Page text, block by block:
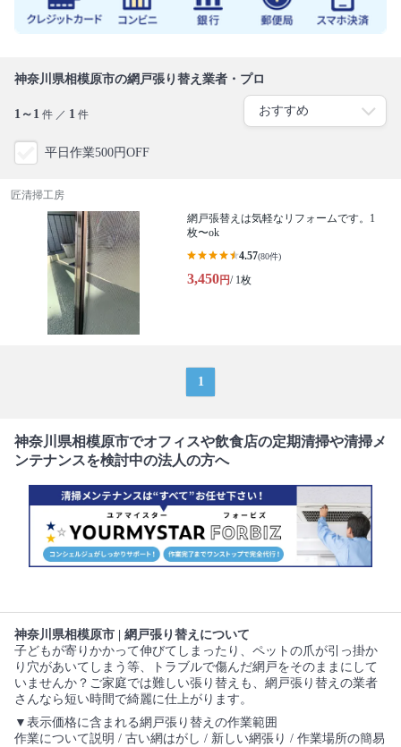
神奈川県相模原市の網戸張り替え業者・プロ
1～1 件 ／ 1 件
平日作業500円OFF
匠清掃工房
網戸張替えは気軽なリフォームです。1
枚〜ok
4.57(80件)
3,450円/ 1枚
1
神奈川県相模原市でオフィスや飲食店の定期清掃や清掃メ
ンテナンスを検討中の法人の方へ
神奈川県相模原市 | 網戸張り替えについて
子どもが寄りかかって伸びてしまったり、ペットの爪が引っ掛か
り穴があいてしまう等、トラブルで傷んだ網戸をそのままにして
いませんか？ご家庭では難しい張り替えも、網戸張り替えの業者
さんなら短い時間で綺麗に仕上がります。
▼表示価格に含まれる網戸張り替えの作業範囲
作業について説明 / 古い網はがし / 新しい網張り / 作業場所の簡易